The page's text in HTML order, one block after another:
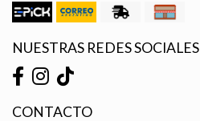
NUESTRAS REDES SOCIALES
CONTACTO